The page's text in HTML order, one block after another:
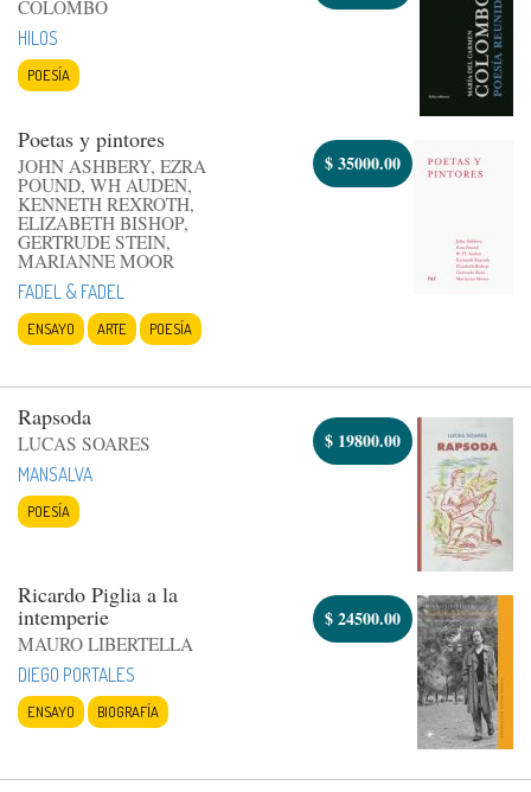
COLOMBO
HILOS
POESÍA
Poetas y pintores
JOHN ASHBERY, EZRA
POUND, WH AUDEN,
KENNETH REXROTH,
ELIZABETH BISHOP,
GERTRUDE STEIN,
MARIANNE MOOR
FADEL & FADEL
ENSAYO ARTE POESÍA
$35000.00
Rapsoda
LUCAS SOARES
MANSALVA
POESÍA
$ 19800.00
Ricardo Piglia a la
intemperie
MAURO LIBERTELLA
DIEGO PORTALES
ENSAYO BIOGRAFÍA
$24500.00